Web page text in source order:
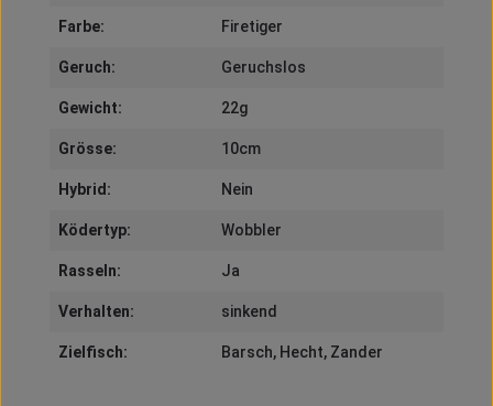
Farbe: Firetiger
Geruch: Geruchslos
Gewicht: 22g
Grösse: 10cm
Hybrid: Nein
Ködertyp: Wobbler
Rasseln: Ja
Verhalten: sinkend
Zielfisch: Barsch, Hecht, Zander